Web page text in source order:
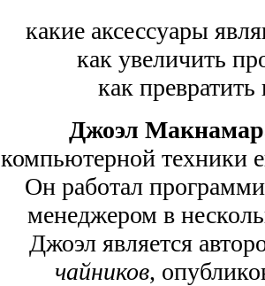
какие аксессуары
как увеличить
как
Джоэл
компьютерной техники
Он работал
менеджером в
Джоэл является
чайников,